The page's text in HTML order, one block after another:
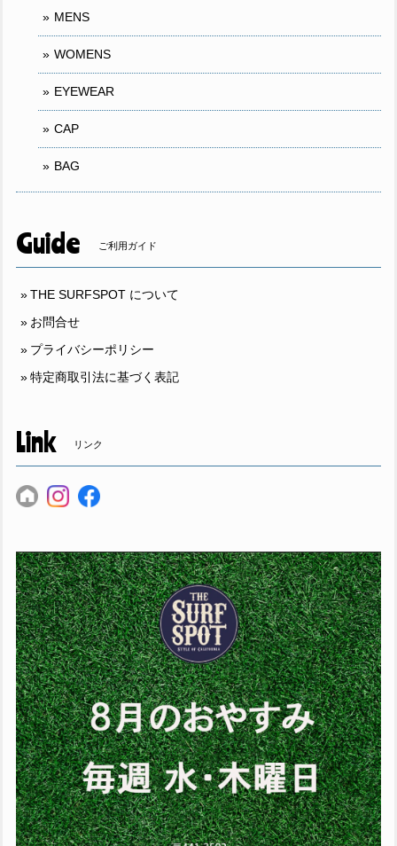
MENS
WOMENS
EYEWEAR
CAP
BAG
Guide ご利用ガイド
THE SURFSPOT について
お問合せ
プライバシーポリシー
特定商取引法に基づく表記
Link リンク